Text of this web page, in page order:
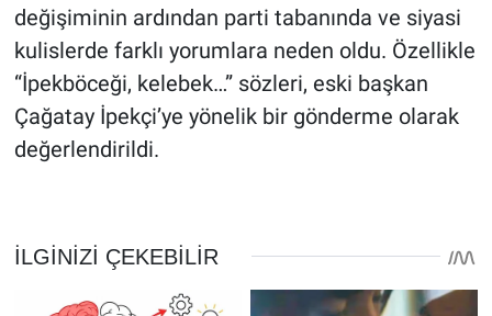
değişiminin ardından parti tabanında ve siyasi
kulislerde farklı yorumlara neden oldu. Özellikle
“İpekböceği, kelebek…” sözleri, eski başkan
Çağatay İpekçi’ye yönelik bir gönderme olarak
değerlendirildi.